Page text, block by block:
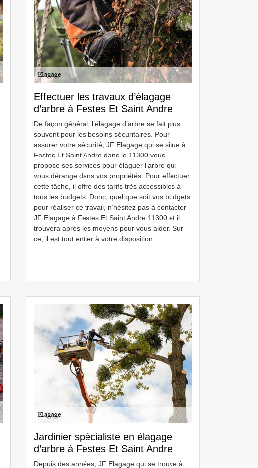
Effectuer les travaux d’élagage
d’arbre à Festes Et Saint Andre
De façon général, l’élagage d’arbre se fait plus
souvent pour les besoins sécuritaires. Pour
assurer votre sécurité, JF Elagage qui se situe à
Festes Et Saint Andre dans le 11300 vous
propose ses services pour élaguer l’arbre qui
vous dérange dans vos propriétés. Pour effectuer
cette tâche, il offre des tarifs très accessibles à
tous les budgets. Donc, quel que soit vos budgets
pour réaliser ce travail, n’hésitez pas à contacter
JF Elagage à Festes Et Saint Andre 11300 et il
trouvera après les moyens pour vous aider. Sur
ce, il est tout entier à votre disposition.
Jardinier spécialiste en élagage
d’arbre à Festes Et Saint Andre
Depuis des années, JF Elagage qui se trouve à